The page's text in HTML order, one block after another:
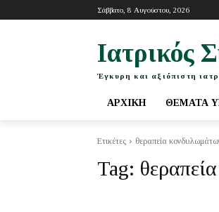
Σάββατο, 8 Αυγούστου, 2026
Ιατρικός
Έγκυρη και αξιόπιστη
ΑΡΧΙΚΉ ΘΈΜΑΤΑ
Ετικέτες θεραπεία
Tag: